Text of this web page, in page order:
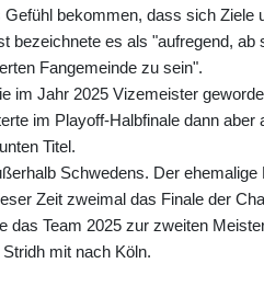
bekommen, dass sich Ziele
bezeichnete es als "aufregend, ab
Fangemeinde zu sein".
im Jahr 2025 Vizemeister
im Playoff-Halbfinale dann
Titel.
Schwedens. Der
Zeit zweimal das Finale der
das Team 2025 zur zweiten
mit nach Köln.